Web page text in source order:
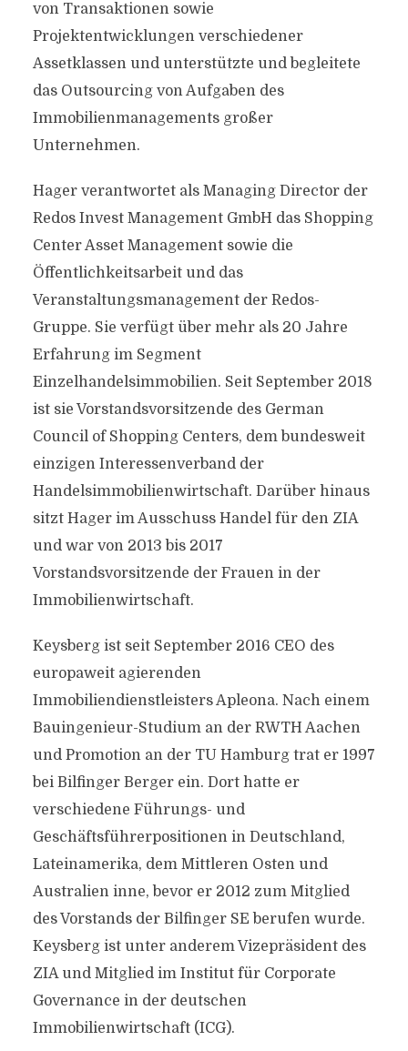
von Transaktionen sowie
Projektentwicklungen verschiedener
Assetklassen und unterstützte und begleitete
das Outsourcing von Aufgaben des
Immobilienmanagements großer
Unternehmen.
Hager verantwortet als Managing Director der
Redos Invest Management GmbH das Shopping
Center Asset Management sowie die
Öffentlichkeitsarbeit und das
Veranstaltungsmanagement der Redos-
Gruppe. Sie verfügt über mehr als 20 Jahre
Erfahrung im Segment
Einzelhandelsimmobilien. Seit September 2018
ist sie Vorstandsvorsitzende des German
Council of Shopping Centers, dem bundesweit
einzigen Interessenverband der
Handelsimmobilienwirtschaft. Darüber hinaus
sitzt Hager im Ausschuss Handel für den ZIA
und war von 2013 bis 2017
Vorstandsvorsitzende der Frauen in der
Immobilienwirtschaft.
Keysberg ist seit September 2016 CEO des
europaweit agierenden
Immobiliendienstleisters Apleona. Nach einem
Bauingenieur-Studium an der RWTH Aachen
und Promotion an der TU Hamburg trat er 1997
bei Bilfinger Berger ein. Dort hatte er
verschiedene Führungs- und
Geschäftsführerpositionen in Deutschland,
Lateinamerika, dem Mittleren Osten und
Australien inne, bevor er 2012 zum Mitglied
des Vorstands der Bilfinger SE berufen wurde.
Keysberg ist unter anderem Vizepräsident des
ZIA und Mitglied im Institut für Corporate
Governance in der deutschen
Immobilienwirtschaft (ICG).